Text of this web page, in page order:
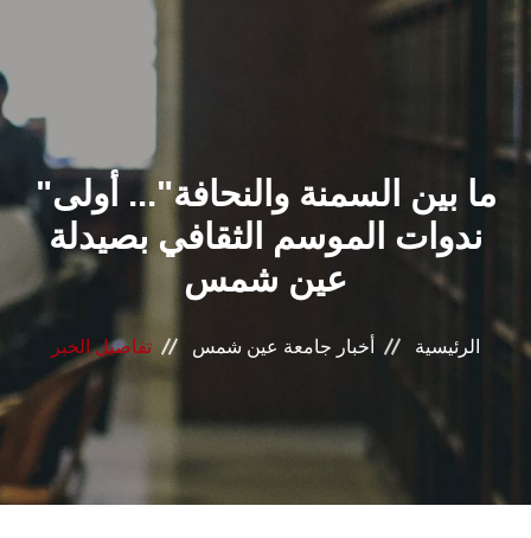
القطاعـات
الشئون الأكاديمية
البحث العلمي
المراكز والوحدات
الأنظمة الذكية
"ما بين السمنة والنحافة"... أولى
ندوات الموسم الثقافي بصيدلة
عين شمس
الرئيسية أخبار جامعة عين شمس تفاصيل الخبر